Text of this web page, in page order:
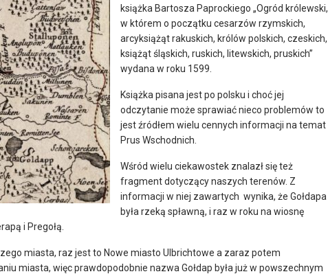
książka Bartosza Paprockiego „Ogród królewski,
w którem o początku cesarzów rzymskich,
arcyksiążąt rakuskich, królów polskich, czeskich,
książąt śląskich, ruskich, litewskich, pruskich”
wydana w roku 1599.
Książka pisana jest po polsku i choć jej
odczytanie może sprawiać nieco problemów to
jest źródłem wielu cennych informacji na temat
Prus Wschodnich.
Wśród wielu ciekawostek znalazł się też
fragment dotyczący naszych terenów. Z
informacji w niej zawartych wynika, że Gołdapa
była rzeką spławną, i raz w roku na wiosnę
i Pregołą.
miasta, raz jest to Nowe miasto Ulbrichtowe a zaraz potem
miasta, więc prawdopodobnie nazwa Gołdap była już w powszechnym